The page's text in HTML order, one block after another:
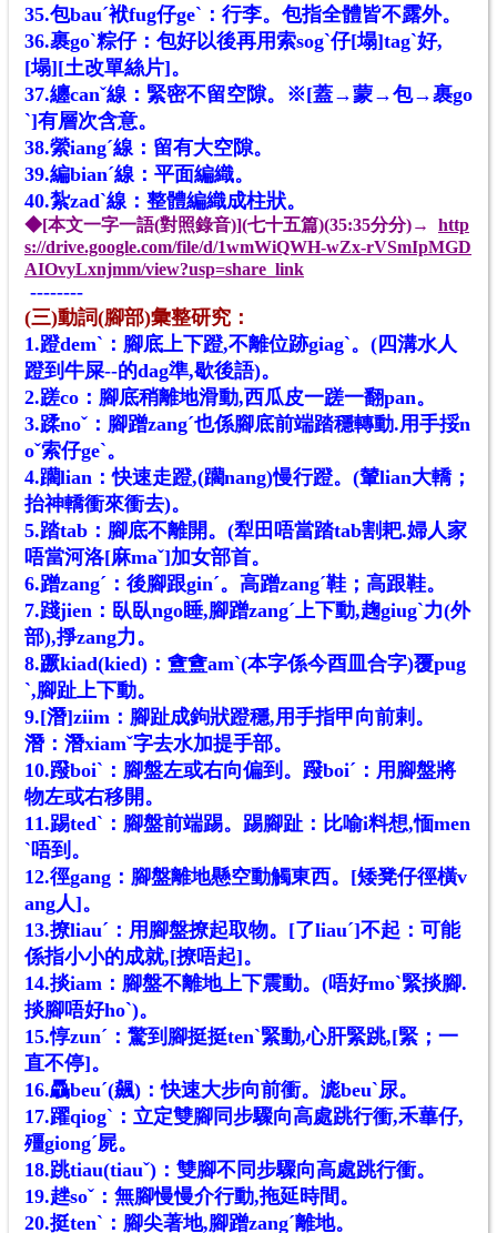
35.包bauˊ袱fug仔geˋ：行李。包指全體皆不露外。
36.裹goˋ粽仔：包好以後再用索sogˋ仔[塌]tagˋ好,
[塌][土改單絲片]。
37.纏canˇ線：緊密不留空隙。※[蓋→蒙→包→裹go
ˋ]有層次含意。
38.縈iangˊ線：留有大空隙。
39.編bianˊ線：平面編織。
40.紮zadˋ線：整體編織成柱狀。
◆[本文一字一語(對照錄音)](七十五篇)(35:35分分)→ http
s://drive.google.com/file/d/1wmWiQWH-wZx-rVSmIpMGD
AIOvyLxnjmm/view?usp=share_link
--------
(三)動詞(腳部)彙整研究：
1.蹬demˋ：腳底上下蹬,不離位跡giagˋ。(四溝水人
蹬到牛屎--的dag準,歇後語)。
2.蹉co：腳底稍離地滑動,西瓜皮一蹉一翻pan。
3.蹂noˇ：腳蹭zangˊ也係腳底前端踏穩轉動.用手挼n
oˇ索仔geˋ。
4.躪lian：快速走蹬,(躪nang)慢行蹬。(輦lian大轎；
抬神轎衝來衝去)。
5.踏tab：腳底不離開。(犁田唔當踏tab割耙.婦人家
唔當河洛[麻maˇ]加女部首。
6.蹭zangˊ：後腳跟ginˊ。高蹭zangˊ鞋；高跟鞋。
7.踐jien：臥臥ngo睡,腳蹭zangˊ上下動,趜giugˋ力(外
部),掙zang力。
8.蹶kiad(kied)：盦盦amˋ(本字係今酉皿合字)覆pug
ˋ,腳趾上下動。
9.[潛]ziim：腳趾成鉤狀蹬穩,用手指甲向前剌。
潛：潛xiamˇ字去水加提手部。
10.蹳boiˋ：腳盤左或右向偏到。蹳boiˊ：用腳盤將
物左或右移開。
11.踢tedˋ：腳盤前端踢。踢腳趾：比喻i料想,愐men
ˋ唔到。
12.徑gang：腳盤離地懸空動觸東西。[矮凳仔徑橫v
ang人]。
13.撩liauˊ：用腳盤撩起取物。[了liauˊ]不起：可能
係指小小的成就,[撩唔起]。
14.掞iam：腳盤不離地上下震動。(唔好moˋ緊掞腳.
掞腳唔好hoˋ)。
15.惇zunˊ：驚到腳挺挺tenˋ緊動,心肝緊跳,[緊；一
直不停]。
16.驫beuˊ(飆)：快速大步向前衝。滮beuˋ尿。
17.躍qiogˋ：立定雙腳同步驟向高處跳行衝,禾蓽仔,
殭giongˊ屍。
18.跳tiau(tiauˇ)：雙腳不同步驟向高處跳行衝。
19.趖soˇ：無腳慢慢介行動,拖延時間。
20.挺tenˋ：腳尖著地,腳蹭zangˊ離地。